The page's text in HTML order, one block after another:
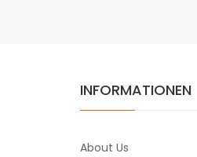
INFORMATIONEN
About Us